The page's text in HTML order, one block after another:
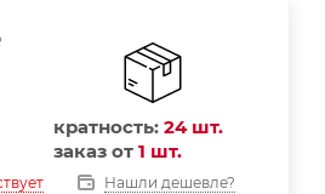
кратность: 24 шт.
заказ от 1 шт.
Нашли дешевле?